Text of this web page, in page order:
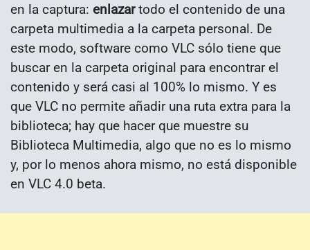
en la captura: enlazartodo el contenido de una
carpeta multimedia a la carpeta personal. De
este modo, software como VLC sólo tiene que
buscar en la carpeta original para encontrar el
contenido y será casi al 100% lo mismo. Y es
que VLC no permite añadir una ruta extra para la
biblioteca; hay que hacer que muestre su
Biblioteca Multimedia, algo que no es lo mismo
y, por lo menos ahora mismo, no está disponible
en VLC 4.0 beta.